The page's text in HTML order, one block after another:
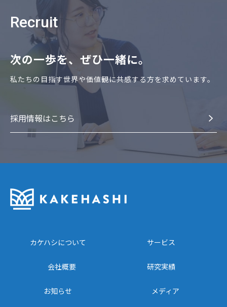
Recruit
次の⼀歩を、ぜひ⼀緒に。
私たちの⽬指す世界や価値観に共感する⽅を求めています。
採⽤情報はこちら
カケハシについて サービス
会社概要 研究実績
お知らせ メディア